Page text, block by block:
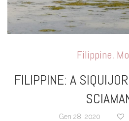
Filippine,
FILIPPINE: A
Gen 28, 2020